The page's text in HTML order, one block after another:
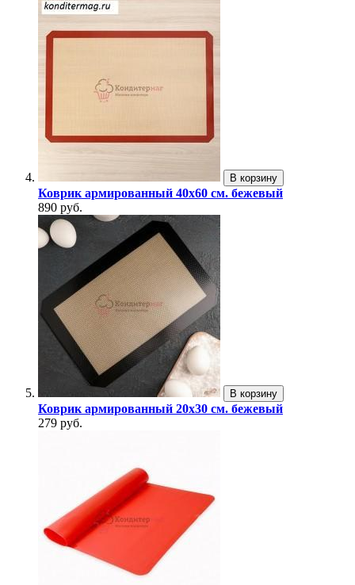
В корзину
Коврик армированный 40х60 см. бежевый
890 руб.
В корзину
Коврик армированный 20х30 см. бежевый
279 руб.